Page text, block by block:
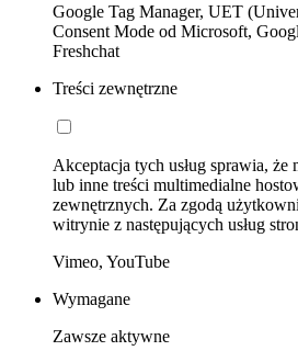
Google Tag Manager, UET
Consent Mode od Microsoft,
Freshchat
Treści zewnętrzne
Akceptacja tych usług sprawia,
lub inne treści multimedialne
zewnętrznych. Za zgodą
witrynie z następujących usług
Vimeo, YouTube
Wymagane
Zawsze aktywne